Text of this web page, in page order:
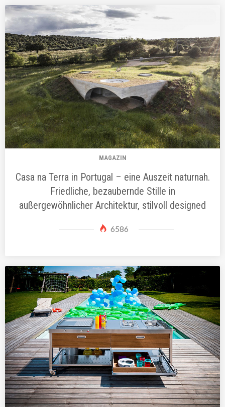
MAGAZIN
Casa na Terra in Portugal – eine Auszeit naturnah.
Friedliche, bezaubernde Stille in
außergewöhnlicher Architektur, stilvoll designed
6586